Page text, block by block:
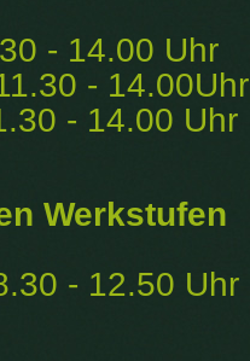
- 14.00 Uhr
- 14.00Uhr
- 14.00 Uhr
Werkstufen
- 12.50 Uhr